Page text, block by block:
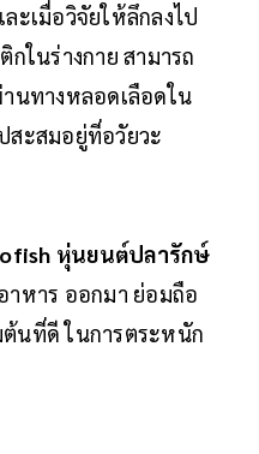
ะเมื่อวิจัยให้ลึกลงไป
ในร่างกาย สามารถ
นทางหลอดเลือดใน
สะสมอยู่ที่อวัยวะ
หุ่นยนต์ปลารักษ์
หาร ออกมา ย่อมถือ
นที่ดี ในการตระหนัก